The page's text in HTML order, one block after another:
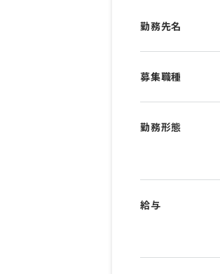
勤務先名
募集職種
勤務形態
給与